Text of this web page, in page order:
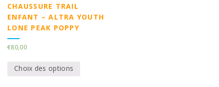
CHAUSSURE TRAIL
ENFANT – ALTRA YOUTH
LONE PEAK POPPY
€80,00
Choix des options